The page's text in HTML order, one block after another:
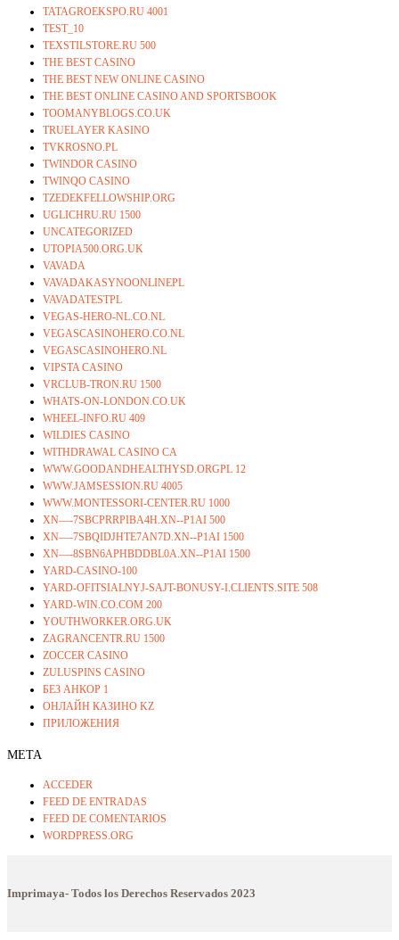
TATAGROEKSPO.RU 4001
TEST_10
TEXSTILSTORE.RU 500
THE BEST CASINO
THE BEST NEW ONLINE CASINO
THE BEST ONLINE CASINO AND SPORTSBOOK
TOOMANYBLOGS.CO.UK
TRUELAYER KASINO
TVKROSNO.PL
TWINDOR CASINO
TWINQO CASINO
TZEDEKFELLOWSHIP.ORG
UGLICHRU.RU 1500
UNCATEGORIZED
UTOPIA500.ORG.UK
VAVADA
VAVADAKASYNOONLINEPL
VAVADATESTPL
VEGAS-HERO-NL.CO.NL
VEGASCASINOHERO.CO.NL
VEGASCASINOHERO.NL
VIPSTA CASINO
VRCLUB-TRON.RU 1500
WHATS-ON-LONDON.CO.UK
WHEEL-INFO.RU 409
WILDIES CASINO
WITHDRAWAL CASINO CA
WWW.GOODANDHEALTHYSD.ORGPL 12
WWW.JAMSESSION.RU 4005
WWW.MONTESSORI-CENTER.RU 1000
XN—-7SBCPRRPIBA4H.XN--P1AI 500
XN—-7SBQIDJHTE7AN7D.XN--P1AI 1500
XN—-8SBN6APHBDDBL0A.XN--P1AI 1500
YARD-CASINO-100
YARD-OFITSIALNYJ-SAJT-BONUSY-I.CLIENTS.SITE 508
YARD-WIN.CO.COM 200
YOUTHWORKER.ORG.UK
ZAGRANCENTR.RU 1500
ZOCCER CASINO
ZULUSPINS CASINO
БЕЗ АНКОР 1
ОНЛАЙН КАЗИНО KZ
ПРИЛОЖЕНИЯ
META
ACCEDER
FEED DE ENTRADAS
FEED DE COMENTARIOS
WORDPRESS.ORG
Imprimaya- Todos los Derechos Reservados 2023